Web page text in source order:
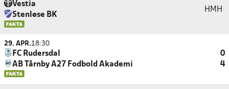
Vestia
Stenløse BK
HMH
29. APR.18:30
FC Rudersdal
0
AB Tårnby A27 Fodbold Akademi
4